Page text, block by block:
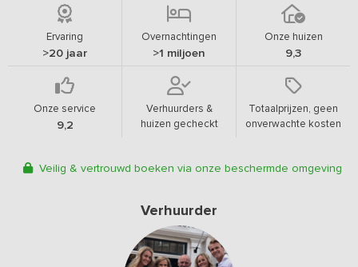
Ervaring
>20 jaar
Overnachtingen
>1 miljoen
Onze huizen
9,3
Onze service
9,2
Verhuurders &
huizen gecheckt
Totaalprijzen, geen
onverwachte kosten
Veilig & vertrouwd boeken via onze beschermde omgeving
Verhuurder